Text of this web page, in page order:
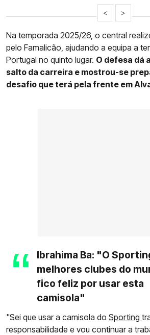
< >
Na temporada 2025/26, o central
pelo Famalicão, ajudando a equipa a
Portugal no quinto lugar. O defesa dá
salto da carreira e mostrou-se
desafio que terá pela frente em
Ibrahima Ba: "O
melhores clubes do
fico feliz por usar esta
camisola"
"Sei que usar a camisola do Sporting
responsabilidade e vou continuar a